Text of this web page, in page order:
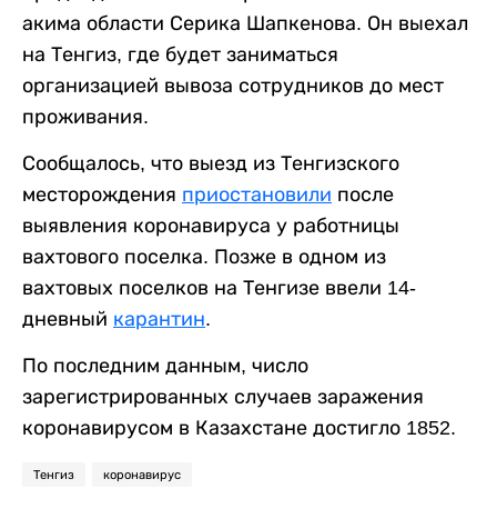
акима области Серика Шапкенова. Он выехал
на Тенгиз, где будет заниматься
организацией вывоза сотрудников до мест
проживания.
Сообщалось, что выезд из Тенгизского
месторождения приостановили после
выявления коронавируса у работницы
вахтового поселка. Позже в одном из
вахтовых поселков на Тенгизе ввели 14-
дневный карантин.
По последним данным, число
зарегистрированных случаев заражения
коронавирусом в Казахстане достигло 1852.
Тенгиз коронавирус